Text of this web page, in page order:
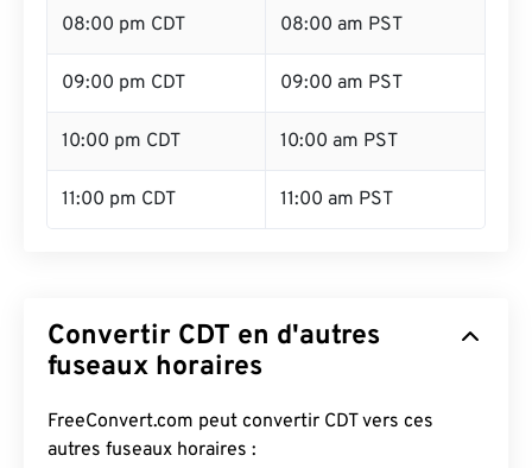
08:00 pm CDT 08:00 am PST
09:00 pm CDT 09:00 am PST
10:00 pm CDT 10:00 am PST
11:00 pm CDT 11:00 am PST
Convertir CDT en d'autres
fuseaux horaires
FreeConvert.com peut convertir CDT vers ces
autres fuseaux horaires :